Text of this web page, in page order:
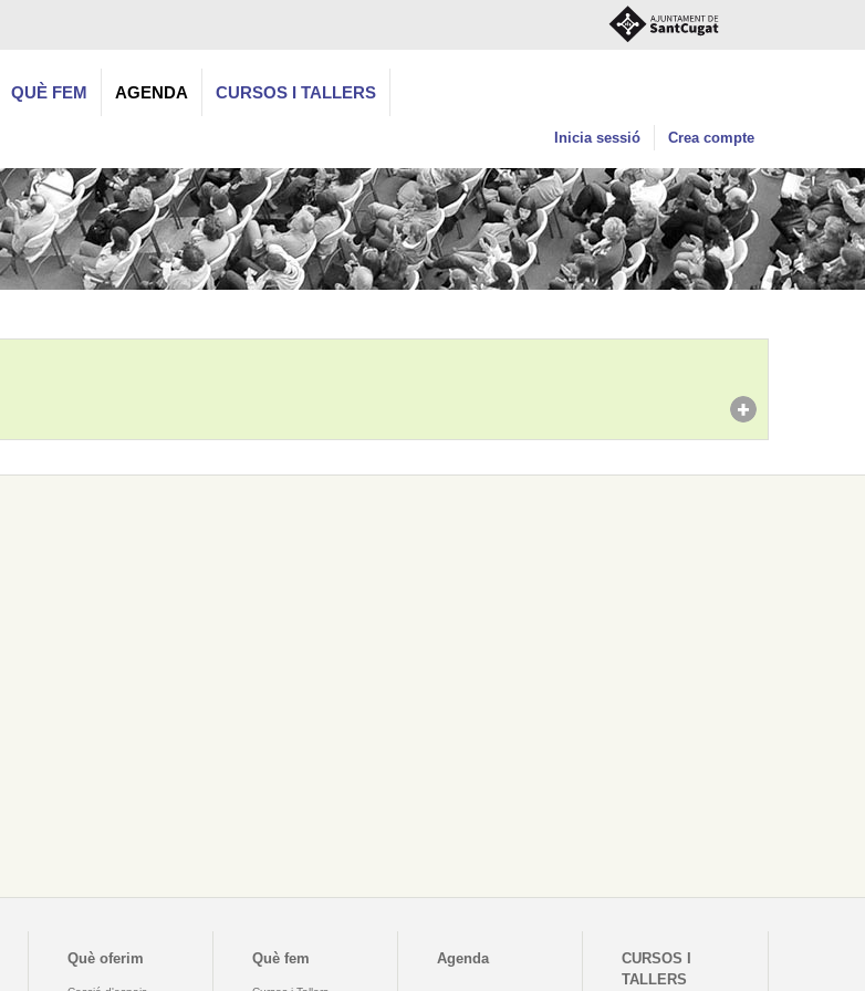
QUÈ FEM AGENDA CURSOS I TALLERS
Inicia sessió Crea compte
Què oferim Què fem Agenda
CURSOS I
TALLERS